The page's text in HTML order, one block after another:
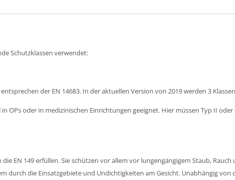
Schutzklassen verwendet:
der EN 14683. In der aktuellen Version von 2019 werden 3
OPs oder in medizinischen Einrichtungen geeignet. Hier müssen Typ II
die EN 149 erfüllen. Sie schützen vor allem vor lungengängigem Staub,
durch die Einsatzgebiete und Undichtigkeiten am Gesicht. Unabhängig von